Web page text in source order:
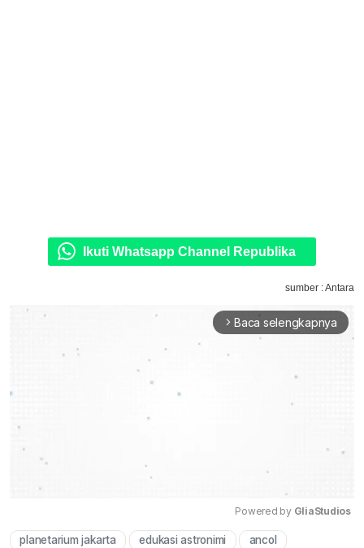
Ikuti Whatsapp Channel Republika
sumber : Antara
arrow_forward_ios Baca selengkapnya
Powered by GliaStudios
planetarium jakarta edukasi astronimi ancol